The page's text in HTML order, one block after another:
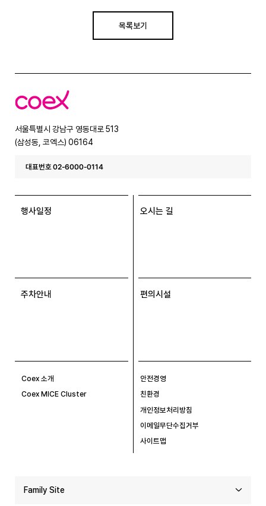
목록보기
코
엑
서울특별시 강남구 영동대로 513
(삼성동, 코엑스) 06164
대표번호 02-6000-0114
행사일정 오시는 길
주차안내 편의시설
Coex 소개
Coex MICE Cluster
안전경영
친환경
개인정보처리방침
이메일무단수집거부
사이트맵
Family Site